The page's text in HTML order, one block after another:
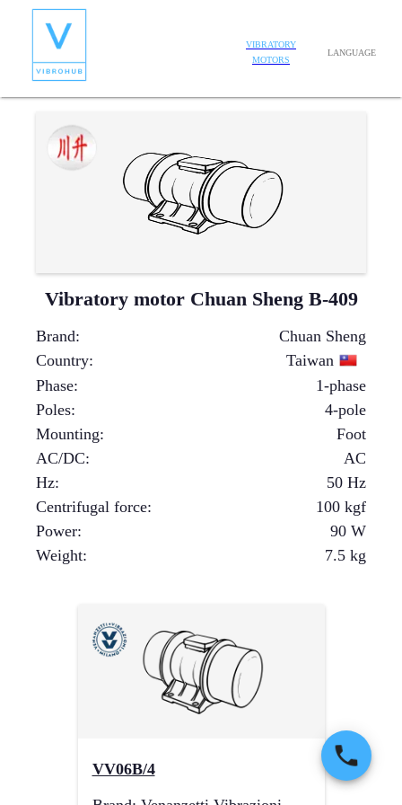
VIBRATORY
MOTORS
LANGUAGE
Vibratory motor Chuan Sheng B-409
Brand:
Chuan Sheng
Country:
Taiwan
Phase:
1-phase
Poles:
4-pole
Mounting:
Foot
AC/DC:
AC
Hz:
50 Hz
Centrifugal force: 100 kgf
Power: 90 W
Weight: 7.5 kg
VV06B/4